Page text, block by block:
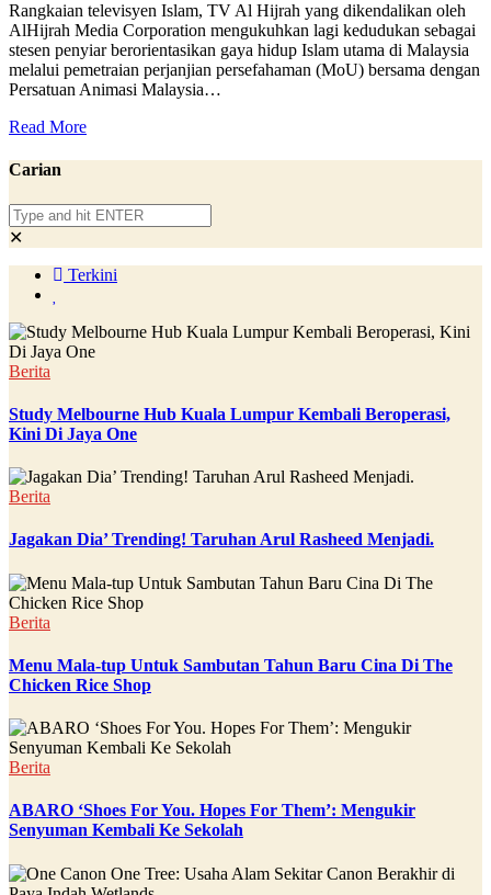
Rangkaian televisyen Islam, TV Al Hijrah yang dikendalikan oleh
AlHijrah Media Corporation mengukuhkan lagi kedudukan sebagai
stesen penyiar berorientasikan gaya hidup Islam utama di Malaysia
melalui pemetraian perjanjian persefahaman (MoU) bersama dengan
Persatuan Animasi Malaysia…
Read More
Carian
✕
Terkini
Berita
Study Melbourne Hub Kuala Lumpur Kembali Beroperasi,
Kini Di Jaya One
Berita
Jagakan Dia’ Trending! Taruhan Arul Rasheed Menjadi.
Berita
Menu Mala-tup Untuk Sambutan Tahun Baru Cina Di The
Chicken Rice Shop
Berita
ABARO ‘Shoes For You. Hopes For Them’: Mengukir
Senyuman Kembali Ke Sekolah